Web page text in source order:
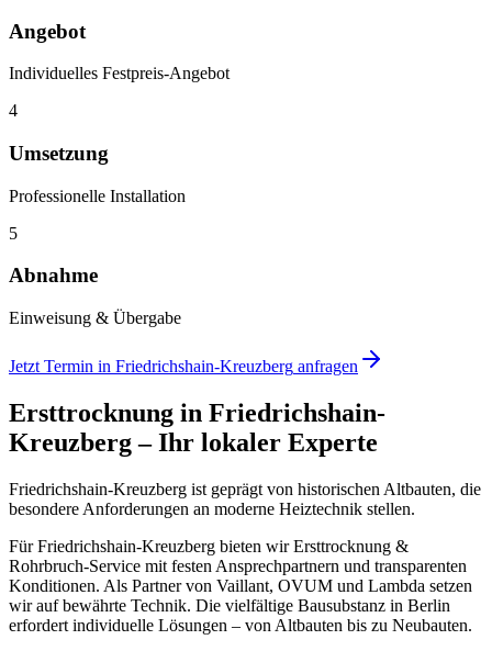
Angebot
Individuelles Festpreis-Angebot
4
Umsetzung
Professionelle Installation
5
Abnahme
Einweisung & Übergabe
Jetzt Termin in Friedrichshain-Kreuzberg anfragen
Ersttrocknung in Friedrichshain-
Kreuzberg– Ihr lokaler Experte
Friedrichshain-Kreuzberg ist geprägt von historischen Altbauten, die
besondere Anforderungen an moderne Heiztechnik stellen.
Für Friedrichshain-Kreuzberg bieten wir Ersttrocknung &
Rohrbruch-Service mit festen Ansprechpartnern und transparenten
Konditionen. Als Partner von Vaillant, OVUM und Lambda setzen
wir auf bewährte Technik. Die vielfältige Bausubstanz in Berlin
erfordert individuelle Lösungen – von Altbauten bis zu Neubauten.